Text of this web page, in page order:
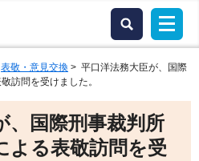
表敬・意見交換 > 平口洋法務大臣が、国際
訪問を受けました。
、国際刑事裁判所
よる表敬訪問を受